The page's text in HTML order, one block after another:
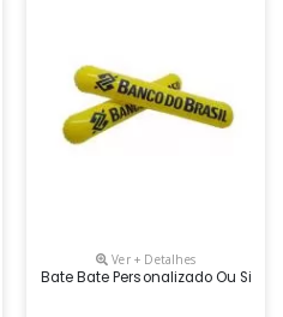
Ver + Detalhes
Bate Bate Personalizado Ou